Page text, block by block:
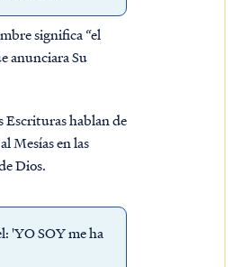
significa “el
anunciara Su
Escrituras hablan de
Mesías en las
Dios.
'YO SOY me ha